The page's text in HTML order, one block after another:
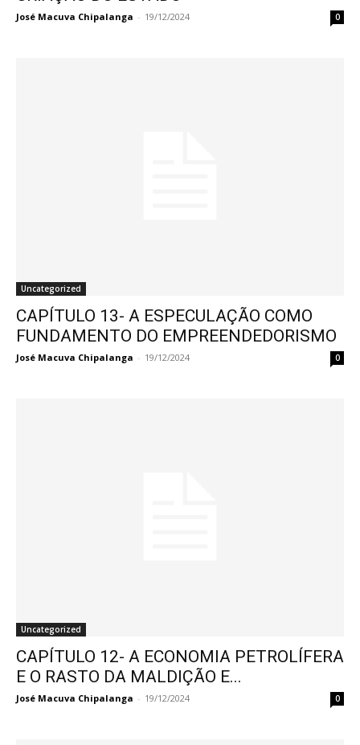
José Macuva Chipalanga - 19/12/2024 0
Uncategorized
CAPÍTULO 13- A ESPECULAÇÃO COMO
FUNDAMENTO DO EMPREENDEDORISMO
José Macuva Chipalanga - 19/12/2024 0
Uncategorized
CAPÍTULO 12- A ECONOMIA PETROLÍFERA
E O RASTO DA MALDIÇÃO E...
José Macuva Chipalanga - 19/12/2024 0